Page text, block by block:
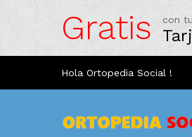
Gratis con
Hola Ortopedia Social !